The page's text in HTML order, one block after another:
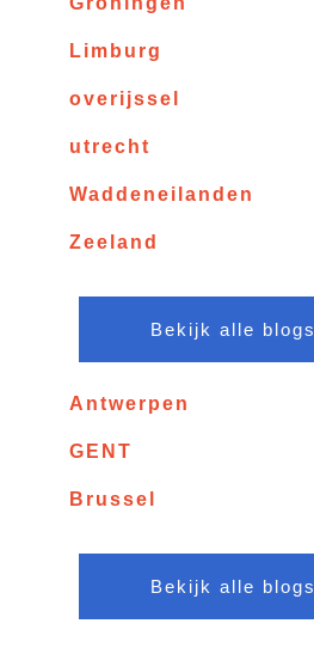
Limburg
overijssel
utrecht
Waddeneilanden
Zeeland
Bekijk alle blogs
Antwerpen
GENT
Brussel
Bekijk alle blogs